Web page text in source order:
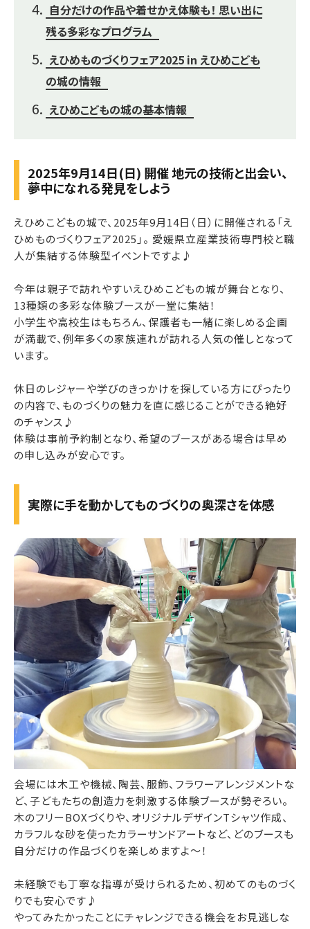
自分だけの作品や着せかえ体験も！ 思い出に
残る多彩なプログラム
えひめものづくりフェア2025 in えひめこども
の城の情報
えひめこどもの城の基本情報
2025年9月14日(日) 開催 地元の技術と出会い、
夢中になれる発見をしよう
えひめこどもの城で、2025年9月14日（日）に開催される「え
ひめものづくりフェア2025」。 愛媛県立産業技術専門校と職
人が集結する体験型イベントですよ♪
今年は親子で訪れやすいえひめこどもの城が舞台となり、
13種類の多彩な体験ブースが一堂に集結！
小学生や高校生はもちろん、保護者も一緒に楽しめる企画
が満載で、例年多くの家族連れが訪れる人気の催しとなって
います。
休日のレジャーや学びのきっかけを探している方にぴったり
の内容で、ものづくりの魅力を直に感じることができる絶好
のチャンス♪
体験は事前予約制となり、希望のブースがある場合は早め
の申し込みが安心です。
実際に手を動かしてものづくりの奥深さを体感
会場には木工や機械、陶芸、服飾、フラワーアレンジメントな
ど、子どもたちの創造力を刺激する体験ブースが勢ぞろい。
木のフリーBOXづくりや、オリジナルデザインTシャツ作成、
カラフルな砂を使ったカラーサンドアートなど、どのブースも
自分だけの作品づくりを楽しめますよ～！
未経験でも丁寧な指導が受けられるため、初めてのものづく
りでも安心です♪
やってみたかったことにチャレンジできる機会をお見逃しな